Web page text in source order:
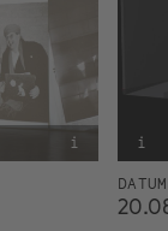
i i
DATUM